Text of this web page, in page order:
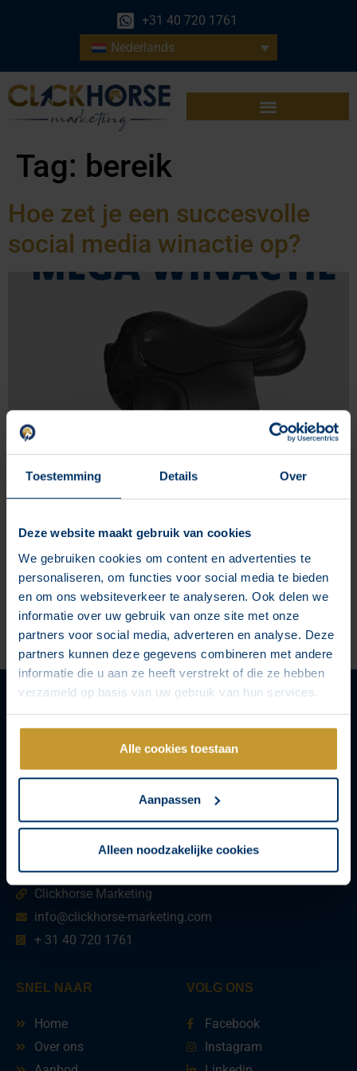
Toestemming Details Over
Deze website maakt gebruik van cookies
We gebruiken cookies om content en advertenties te
personaliseren, om functies voor social media te bieden
en om ons websiteverkeer te analyseren. Ook delen we
informatie over uw gebruik van onze site met onze
partners voor social media, adverteren en analyse. Deze
partners kunnen deze gegevens combineren met andere
informatie die u aan ze heeft verstrekt of die ze hebben
verzameld op basis van uw gebruik van hun services.
Alle cookies toestaan
Aanpassen
Alleen noodzakelijke cookies
+31 40 720 1761
Nederlands
Tag: bereik
Hoe zet je een succesvolle
social media winactie op?
Er was een tijd dat de zogenoemde “like, share en win”
andere social media kanalen. Dit bleef niet zonder reactie
van Facebook, de spelregels werden aangepast. Acties die
als deelname voorwaarde hebben dat je moet liken en delen
werden afgestraft en krijgen minder bereik. Verder kunnen
accounts die tegen deze regel in gaan zelfs op een soort
blacklist terecht komen en geen bereik meer krijgen.
NEEM CONTACT OP
Clickhorse Marketing
info@clickhorse-marketing.com
+ 31 40 720 1761
SNEL NAAR
Home
Over ons
VOLG ONS
Facebook
Instagram